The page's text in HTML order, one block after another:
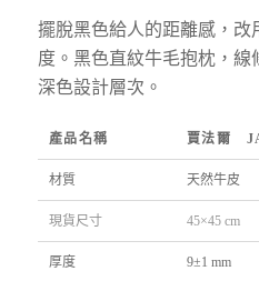
擺脫黑色給人的距離感，改
度。黑色直紋牛毛抱枕，
深色設計層次。
產品名稱 賈法爾
材質 天然牛皮
現貨尺寸 45×45 cm
厚度 9±1 mm